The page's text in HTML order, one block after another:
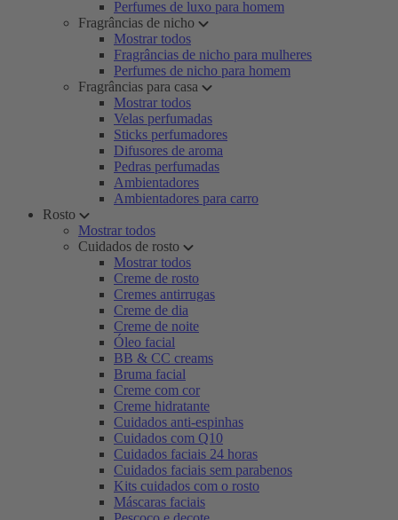
Perfumes de luxo para homem
Fragrâncias de nicho
Mostrar todos
Fragrâncias de nicho para mulheres
Perfumes de nicho para homem
Fragrâncias para casa
Mostrar todos
Velas perfumadas
Sticks perfumadores
Difusores de aroma
Pedras perfumadas
Ambientadores
Ambientadores para carro
Rosto
Mostrar todos
Cuidados de rosto
Mostrar todos
Creme de rosto
Cremes antirrugas
Creme de dia
Creme de noite
Óleo facial
BB & CC creams
Bruma facial
Creme com cor
Creme hidratante
Cuidados anti-espinhas
Cuidados com Q10
Cuidados faciais 24 horas
Cuidados faciais sem parabenos
Kits cuidados com o rosto
Máscaras faciais